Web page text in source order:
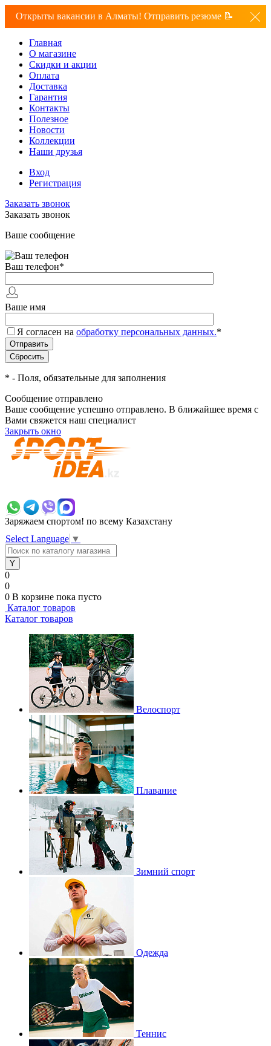
Открыты вакансии в Алматы! Отправить резюме 📝
Главная
О магазине
Скидки и акции
Оплата
Доставка
Гарантия
Контакты
Полезное
Новости
Коллекции
Наши друзья
Вход
Регистрация
Заказать звонок
Заказать звонок
Ваше сообщение
Ваш телефон*
Ваше имя
Я согласен на обработку персональных данных.*
* - Поля, обязательные для заполнения
Сообщение отправлено
Ваше сообщение успешно отправлено. В ближайшее время с
Вами свяжется наш специалист
Закрыть окно
Заряжаем спортом! по всему Казахстану
Select Language ▼
0
0
0 В корзине пока пусто
Каталог товаров
Каталог товаров
Велоспорт
Плавание
Зимний спорт
Одежда
Теннис